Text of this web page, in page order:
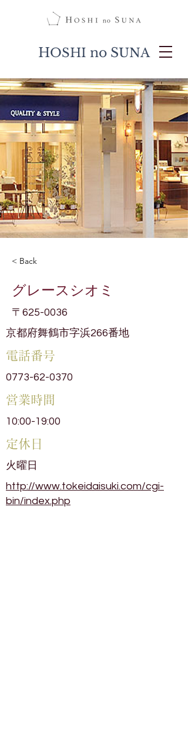
HOSHI no SUNA
< Back
グレースシオミ
〒625-0036
京都府舞鶴市字浜266番地
電話番号
0773-62-0370
​営業時間
10:00-19:00
​定休日
火曜日
http://www.tokeidaisuki.com/cgi-
bin/index.php